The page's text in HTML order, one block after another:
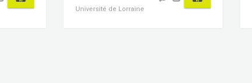
Université de Lorraine